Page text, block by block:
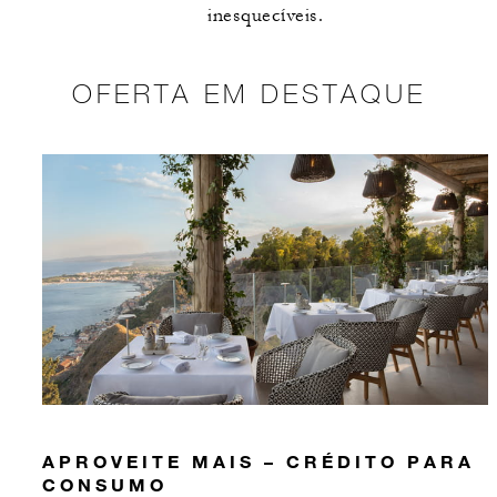
inesquecíveis.
OFERTA EM DESTAQUE
APROVEITE MAIS – CRÉDITO PARA
CONSUMO